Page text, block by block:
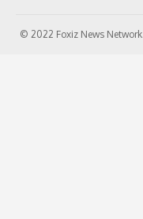
© 2022 Foxiz News